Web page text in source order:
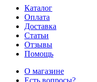
Каталог
Оплата
Доставка
Статьи
Отзывы
Помощь
О магазине
Есть вопросы?